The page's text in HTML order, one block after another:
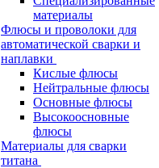
материалы
Флюсы и проволоки для
автоматической сварки и
наплавки
Кислые флюсы
Нейтральные флюсы
Основные флюсы
Высокоосновные
флюсы
Материалы для сварки
титана